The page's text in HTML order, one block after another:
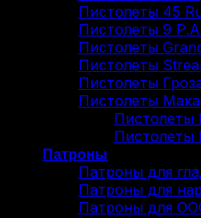
Пистолеты 45
Пистолеты 9
Пистолеты
Пистолеты
Пистолеты
Пистолеты
Патроны
Патроны для
Патроны для
Патроны для